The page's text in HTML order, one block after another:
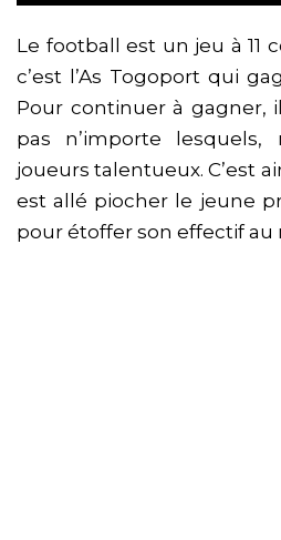
Le football est un jeu à 11
c’est l’As Togoport qui
Pour continuer à gagner,
pas n’importe
joueurs talentueux. C’est
est allé piocher le jeune
pour étoffer son effectif au